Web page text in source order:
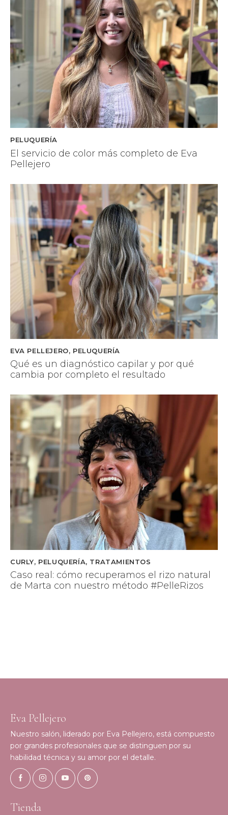
PELUQUERÍA
El servicio de color más completo de Eva
Pellejero
EVA PELLEJERO, PELUQUERÍA
Qué es un diagnóstico capilar y por qué
cambia por completo el resultado
CURLY, PELUQUERÍA, TRATAMIENTOS
Caso real: cómo recuperamos el rizo natural
de Marta con nuestro método #PelleRizos
Eva Pellejero
Nuestro salón, liderado por Eva Pellejero, está compuesto
por grandes profesionales que se distinguen por su
habilidad técnica y su amor por el detalle.
Tienda